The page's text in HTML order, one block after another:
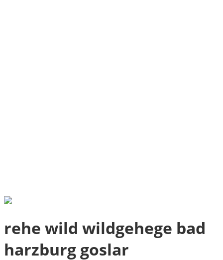
rehe wild wildgehege bad
harzburg goslar